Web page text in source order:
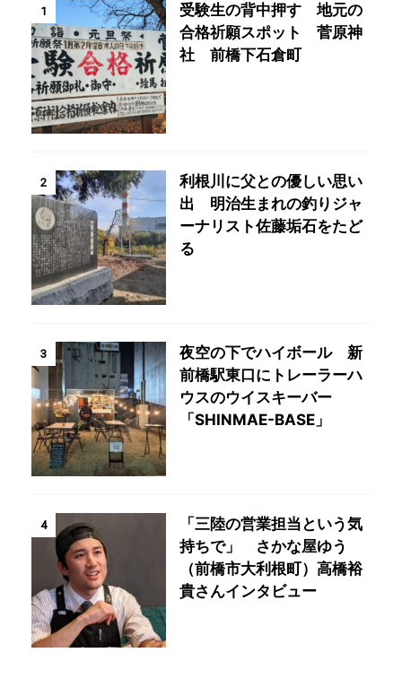
1
受験生の背中押す 地元の
合格祈願スポット 菅原神
社 前橋下石倉町
2
利根川に父との優しい思い
出 明治生まれの釣りジャ
ーナリスト佐藤垢石をたど
る
3
夜空の下でハイボール 新
前橋駅東口にトレーラーハ
ウスのウイスキーバー
「SHINMAE-BASE」
4
「三陸の営業担当という気
持ちで」 さかな屋ゆう
（前橋市大利根町）高橋裕
貴さんインタビュー